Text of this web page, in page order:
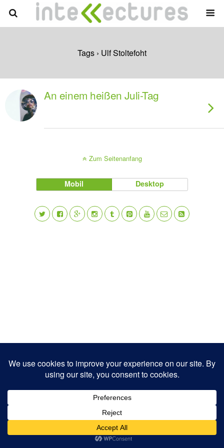
Tags › Ulf Stoltefoht
An einem heißen Juli-Tag
Zum Seitenanfang
Mobil Desktop